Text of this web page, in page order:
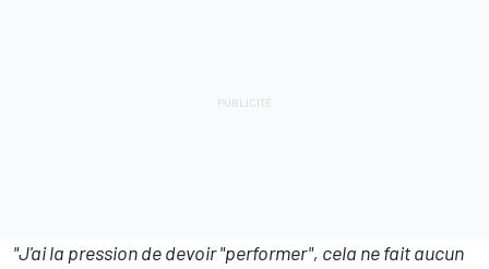
"J'ai la pression de devoir "performer", cela ne fait aucun